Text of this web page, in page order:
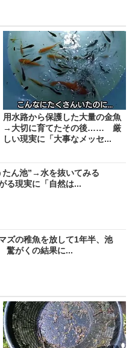
用水路から保護した大量の金魚
→大切に育てたその後…… 厳
しい現実に「大事なメッセ...
たん池”→水を抜いてみる
現実に「自然は...
ズの稚魚を放して1年半、池
がくの結果に...